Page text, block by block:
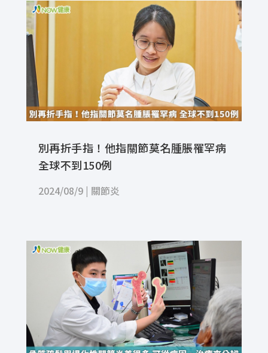
別再折手指！他指關節莫名腫脹罹罕病
全球不到150例
2024/08/9| 關節炎